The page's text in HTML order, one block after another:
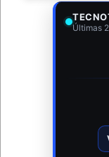
Últimas